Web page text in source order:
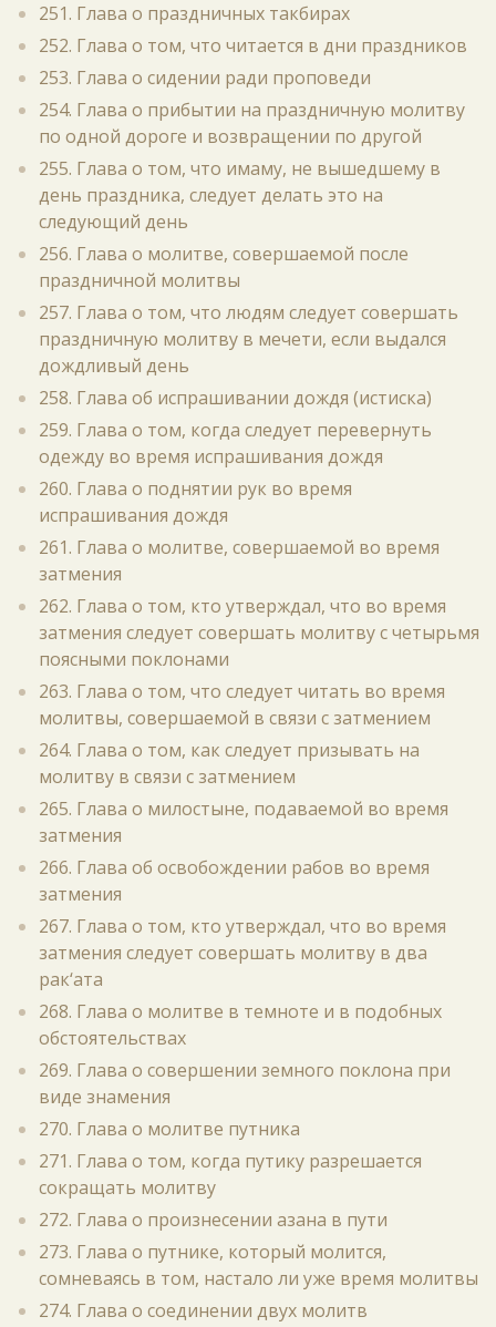
251. Глава о праздничных такбирах
252. Глава о том, что читается в дни праздников
253. Глава о сидении ради проповеди
254. Глава о прибытии на праздничную молитву
по одной дороге и возвращении по другой
255. Глава о том, что имаму, не вышедшему в
день праздника, следует делать это на
следующий день
256. Глава о молитве, совершаемой после
праздничной молитвы
257. Глава о том, что людям следует совершать
праздничную молитву в мечети, если выдался
дождливый день
258. Глава об испрашивании дождя (истиска)
259. Глава о том, когда следует перевернуть
одежду во время испрашивания дождя
260. Глава о поднятии рук во время
испрашивания дождя
261. Глава о молитве, совершаемой во время
затмения
262. Глава о том, кто утверждал, что во время
затмения следует совершать молитву с четырьмя
поясными поклонами
263. Глава о том, что следует читать во время
молитвы, совершаемой в связи с затмением
264. Глава о том, как следует призывать на
молитву в связи с затмением
265. Глава о милостыне, подаваемой во время
затмения
266. Глава об освобождении рабов во время
затмения
267. Глава о том, кто утверждал, что во время
затмения следует совершать молитву в два
рак‘ата
268. Глава о молитве в темноте и в подобных
обстоятельствах
269. Глава о совершении земного поклона при
виде знамения
270. Глава о молитве путника
271. Глава о том, когда путику разрешается
сокращать молитву
272. Глава о произнесении азана в пути
273. Глава о путнике, который молится,
сомневаясь в том, настало ли уже время молитвы
274. Глава о соединении двух молитв